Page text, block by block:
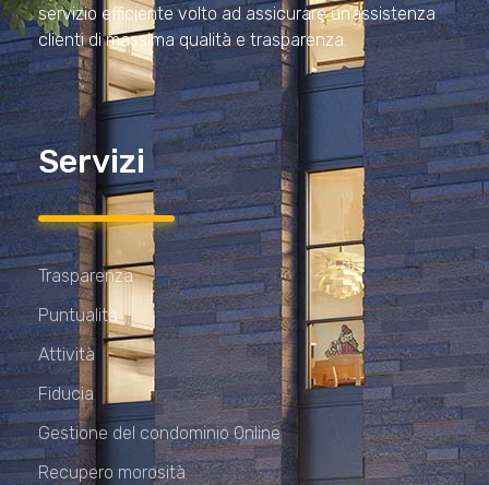
servizio efficiente volto ad assicurare un’assistenza
clienti di massima qualità e trasparenza.
Servizi
Trasparenza
Puntualità
Attività
Fiducia
Gestione del condominio Online
Recupero morosità